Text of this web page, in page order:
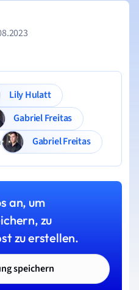
Lily Hulatt
Gabriel Freitas
Gabriel Freitas
an, um
zu
zu erstellen.
speichern